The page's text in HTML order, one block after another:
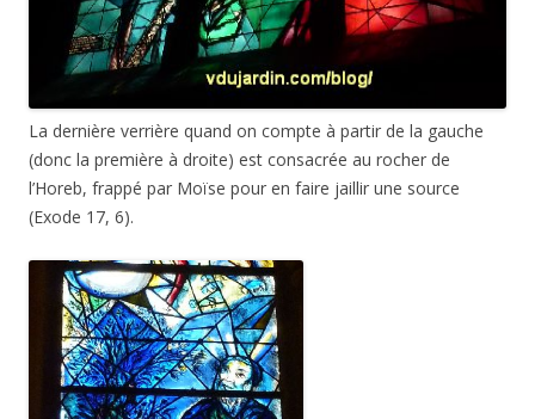
La dernière verrière quand on compte à partir de la gauche
(donc la première à droite) est consacrée au rocher de
l’Horeb, frappé par Moïse pour en faire jaillir une source
(Exode 17, 6).